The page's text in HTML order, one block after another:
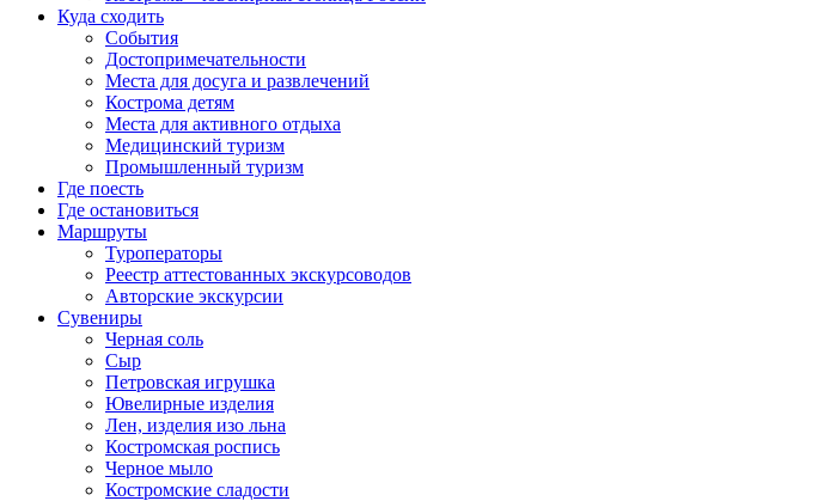
Куда сходить
События
Достопримечательности
Места для досуга и развлечений
Кострома детям
Места для активного отдыха
Медицинский туризм
Промышленный туризм
Где поесть
Где остановиться
Маршруты
Туроператоры
Реестр аттестованных экскурсоводов
Авторские экскурсии
Сувениры
Черная соль
Сыр
Петровская игрушка
Ювелирные изделия
Лен, изделия изо льна
Костромская роспись
Черное мыло
Костромские сладости